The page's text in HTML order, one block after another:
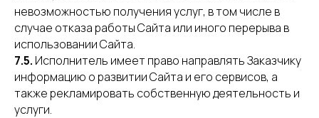
невозможностью получения услуг, в том числе в
случае отказа работы Сайта или иного перерыва в
использовании Сайта.
7.5. Исполнитель имеет право направлять Заказчику
информацию о развитии Сайта и его сервисов, а
также рекламировать собственную деятельность и
услуги.